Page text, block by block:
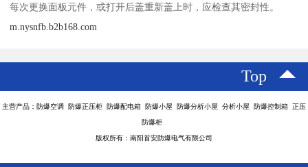
每次更换面板元件，或打开后盖重新盖上时，应检查其密封性。
m.nysnfb.b2b168.com
Top
主营产品：防爆空调 防爆正压柜 防爆配电箱 防爆小屋 防爆分析小屋 分析小屋 防爆控制箱 正压
防爆柜
版权所有：南阳首安防爆电气有限公司